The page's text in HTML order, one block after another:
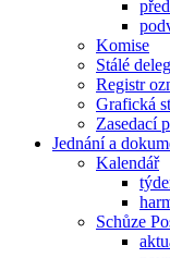
Komise
Stálé
Registr
Grafická
Zasedací
Jednání a
Kalendář
Schůze